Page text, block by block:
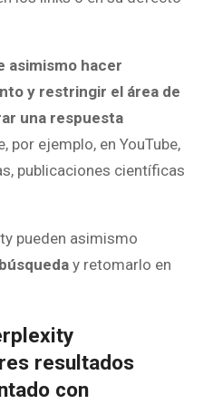
asimismo hacer
y restringir el área de
una respuesta
por ejemplo, en YouTube,
publicaciones científicas
pueden asimismo
y retomarlo en
resultados
con